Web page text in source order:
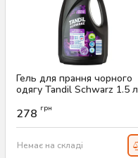
Гель для прання чорного
одягу Tandil Schwarz 1.5 л
Артикул:
278 грн
Немає на складі